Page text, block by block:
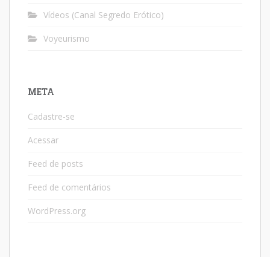
Vídeos (Canal Segredo Erótico)
Voyeurismo
META
Cadastre-se
Acessar
Feed de posts
Feed de comentários
WordPress.org